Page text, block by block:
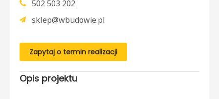
502 503 202
sklep@wbudowie.pl
Zapytaj o termin realizacji
Opis projektu